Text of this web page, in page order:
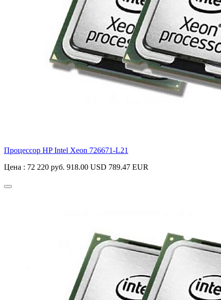
Процессор HP Intel Xeon 726671-L21
Цена : 72 220 руб. 918.00 USD 789.47 EUR